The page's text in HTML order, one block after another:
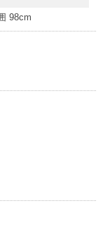
98cm